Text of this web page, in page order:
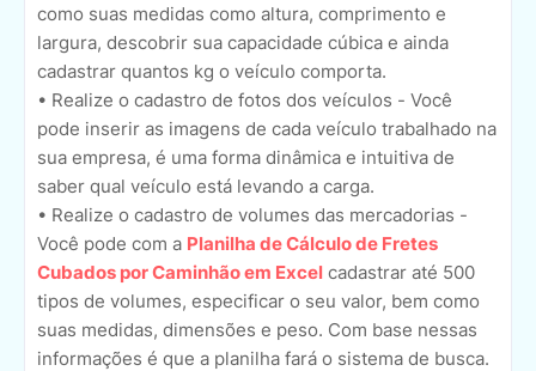
como suas medidas como altura, comprimento e
largura, descobrir sua capacidade cúbica e ainda
cadastrar quantos kg o veículo comporta.
• Realize o cadastro de fotos dos veículos - Você
pode inserir as imagens de cada veículo trabalhado na
sua empresa, é uma forma dinâmica e intuitiva de
saber qual veículo está levando a carga.
• Realize o cadastro de volumes das mercadorias -
Você pode com a Planilha de Cálculo de Fretes
Cubados por Caminhão em Excel cadastrar até 500
tipos de volumes, especificar o seu valor, bem como
suas medidas, dimensões e peso. Com base nessas
informações é que a planilha fará o sistema de busca.